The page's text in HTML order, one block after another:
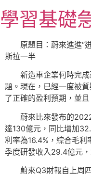
至
主
內
學習基礎
原題目：蔚來進進“
斯拉一半
新造車企業何時完
題。現在，已經一度被
了正確的盈利預期，並
蔚來比來發布的
達130億元，同比增加
利率為16.4%，綜合毛
季度研發收入29.4億元
蔚來Q3財報自上周